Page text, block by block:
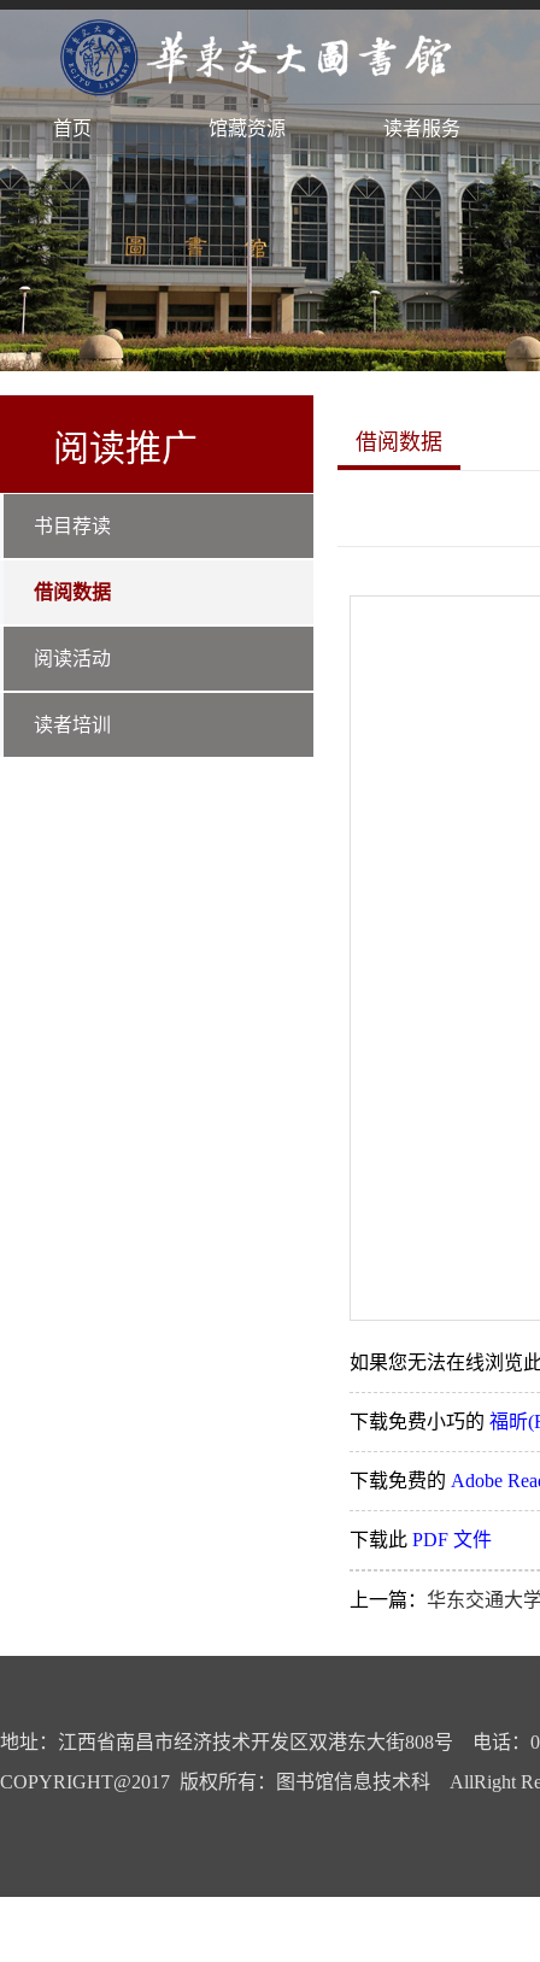
首页 馆藏资源 读者服务
阅读推广
书目荐读
借阅数据
阅读活动
读者培训
借阅数据
如果您无法在线浏览
下载免费小巧的 福昕
下载免费的 Adobe
下载此 PDF 文件
上一篇： 华东交通大
地址：江西省南昌市经济技术开发区双港东大街808号 电话：
COPYRIGHT@2017 版权所有：图书馆信息技术科 AllRight